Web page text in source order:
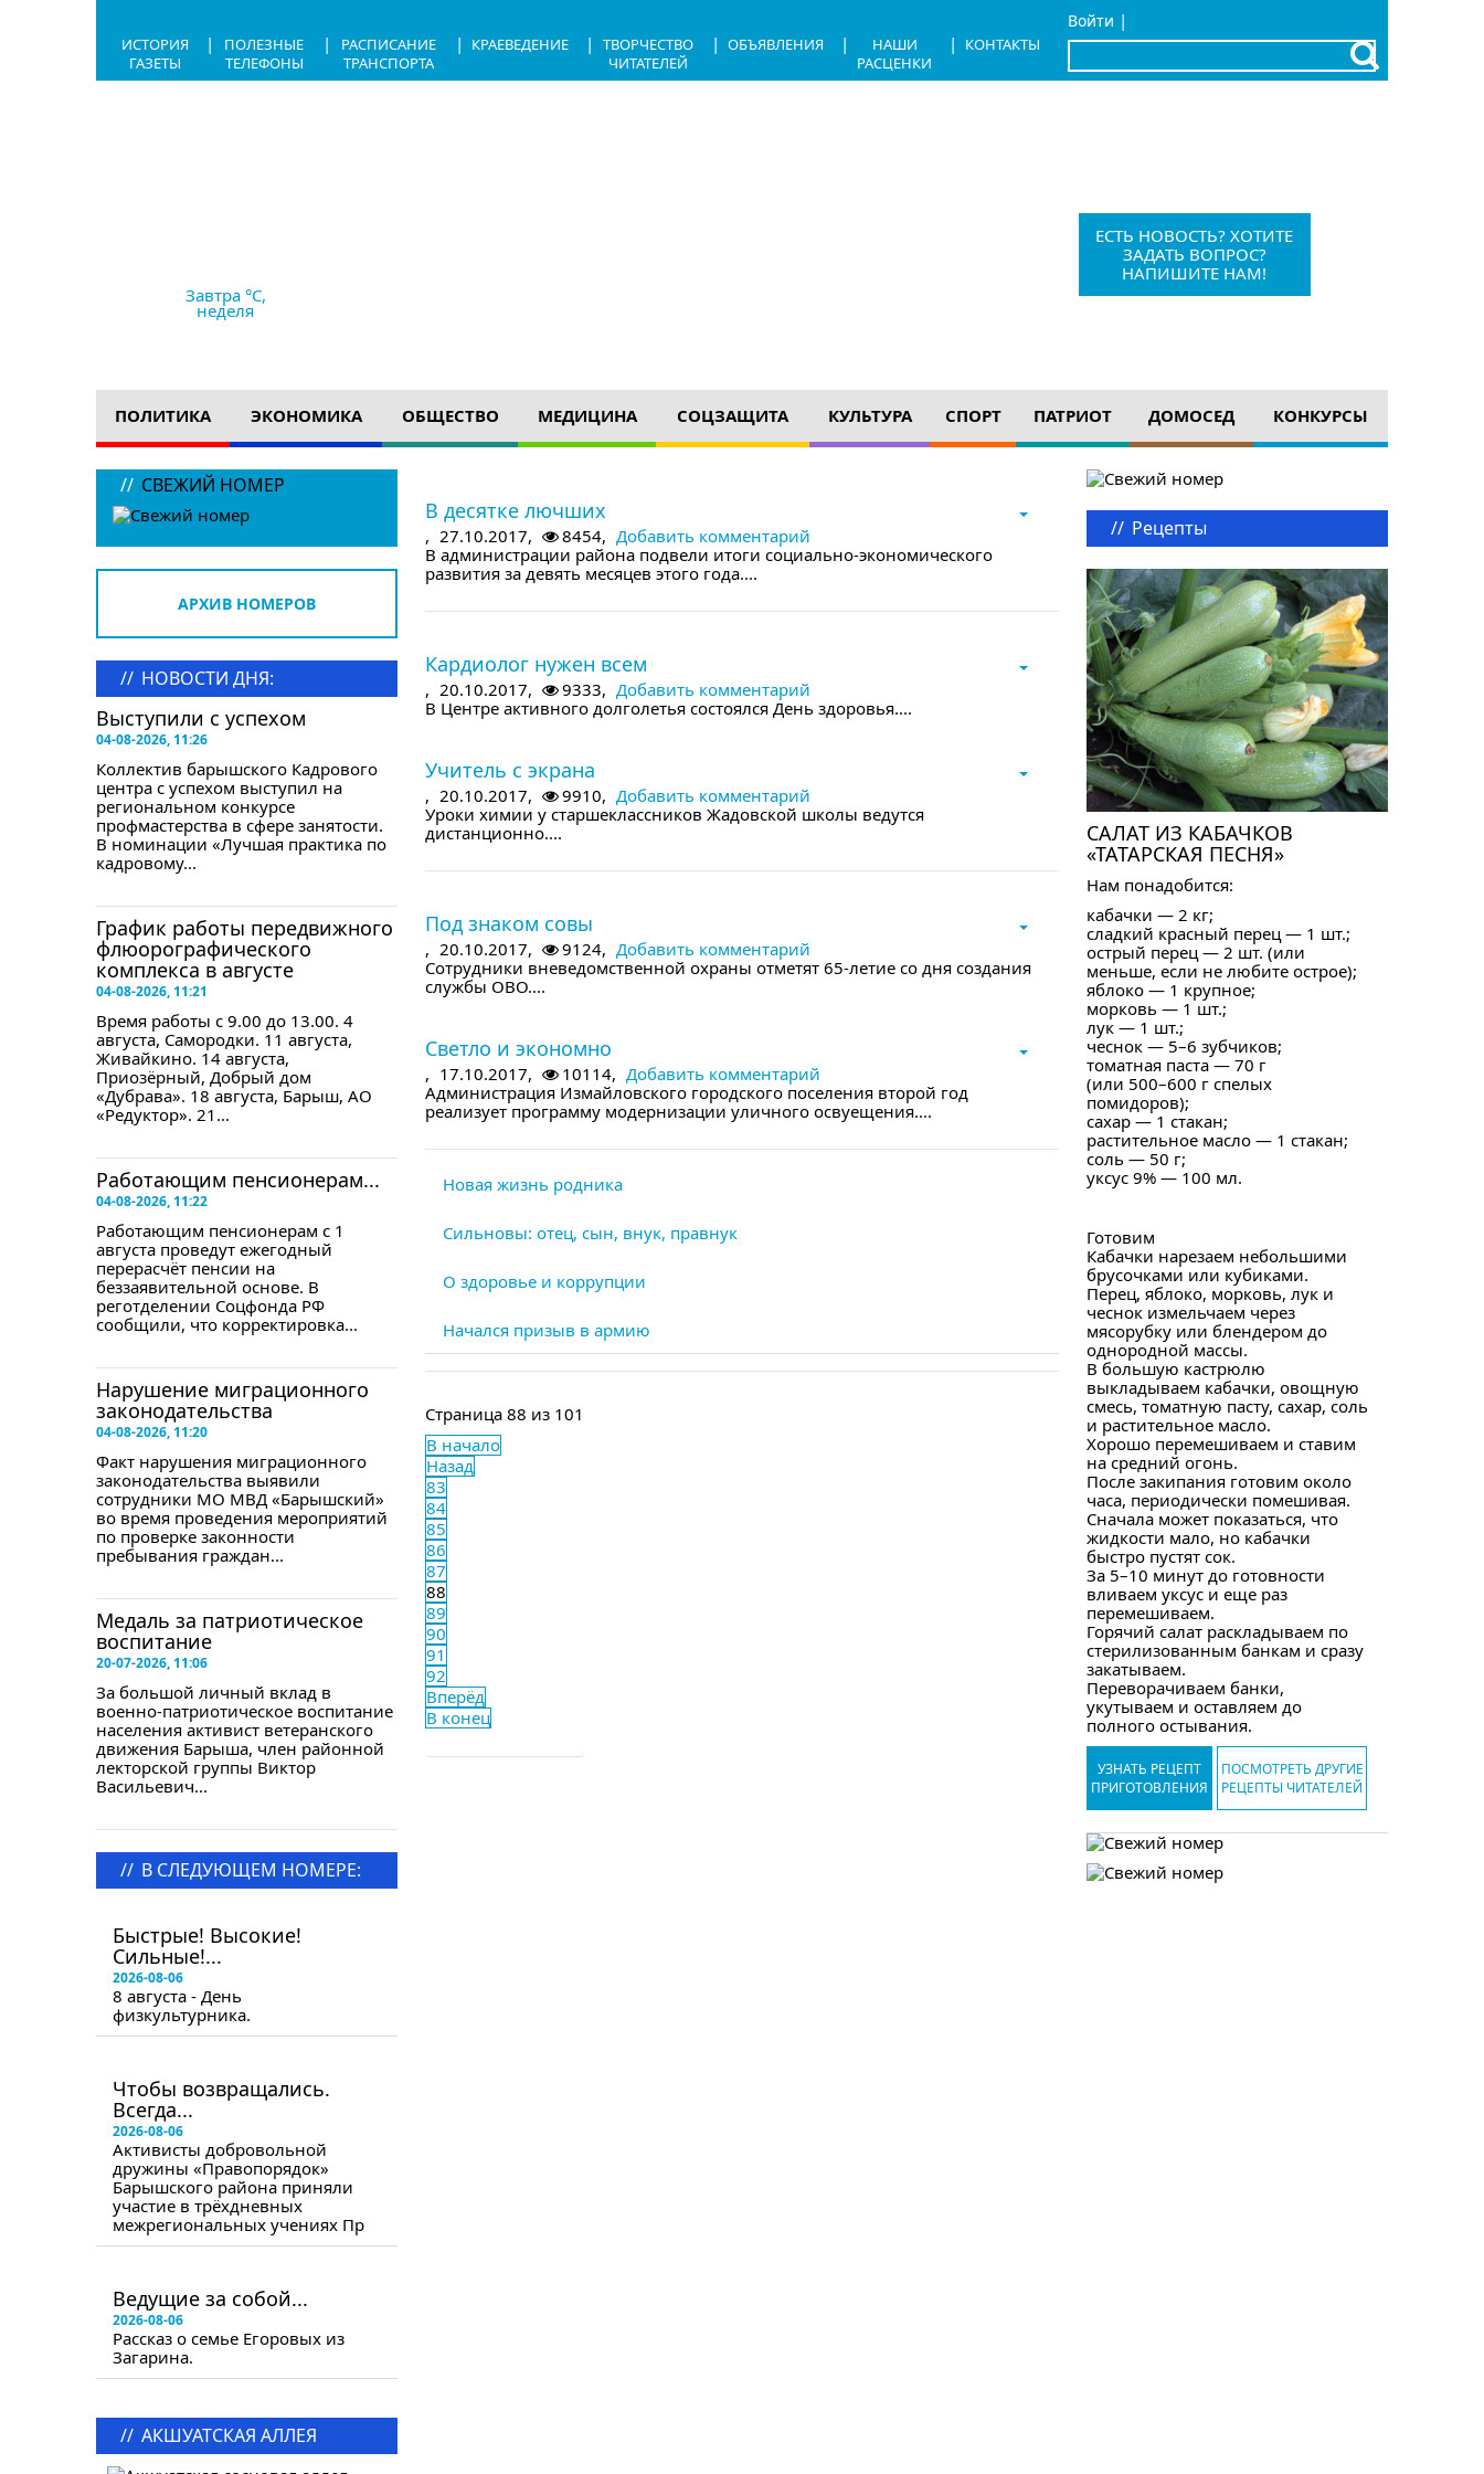
Войти |
x
ИСТОРИЯ
ГАЗЕТЫ
|
ПОЛЕЗНЫЕ
ТЕЛЕФОНЫ
|
РАСПИСАНИЕ
ТРАНСПОРТА
| КРАЕВЕДЕНИЕ |
ТВОРЧЕСТВО
ЧИТАТЕЛЕЙ
| ОБЪЯВЛЕНИЯ |
НАШИ
РАСЦЕНКИ
| КОНТАКТЫ
Завтра °C,
неделя
ЕСТЬ НОВОСТЬ? ХОТИТЕ
ЗАДАТЬ ВОПРОС?
НАПИШИТЕ НАМ!
ПОЛИТИКА ЭКОНОМИКА ОБЩЕСТВО МЕДИЦИНА СОЦЗАЩИТА КУЛЬТУРА СПОРТ ПАТРИОТ ДОМОСЕД КОНКУРСЫ
// СВЕЖИЙ НОМЕР
АРХИВ НОМЕРОВ
// НОВОСТИ ДНЯ:
Выступили с успехом
04-08-2026, 11:26
Коллектив барышского Кадрового
центра с успехом выступил на
региональном конкурсе
профмастерства в сфере занятости.
В номинации «Лучшая практика по
кадровому...
График работы передвижного
флюорографического
комплекса в августе
04-08-2026, 11:21
Время работы с 9.00 до 13.00. 4
августа, Самородки. 11 августа,
Живайкино. 14 августа,
Приозёрный, Добрый дом
«Дубрава». 18 августа, Барыш, АО
«Редуктор». 21...
Работающим пенсионерам...
04-08-2026, 11:22
Работающим пенсионерам с 1
августа проведут ежегодный
перерасчёт пенсии на
беззаявительной основе. В
реготделении Соцфонда РФ
сообщили, что корректировка...
Нарушение миграционного
законодательства
04-08-2026, 11:20
Факт нарушения миграционного
законодательства выявили
сотрудники МО МВД «Барышский»
во время проведения мероприятий
по проверке законности
пребывания граждан...
Медаль за патриотическое
воспитание
20-07-2026, 11:06
За большой личный вклад в
военно-патриотическое воспитание
населения активист ветеранского
движения Барыша, член районной
лекторской группы Виктор
Васильевич...
// В СЛЕДУЮЩЕМ НОМЕРЕ:
Быстрые! Высокие!
Сильные!...
2026-08-06
8 августа - День
физкультурника.
Чтобы возвращались.
Всегда...
2026-08-06
Активисты добровольной
дружины «Правопорядок»
Барышского района приняли
участие в трёхдневных
межрегиональных учениях Пр
Ведущие за собой...
2026-08-06
Рассказ о семье Егоровых из
Загарина.
// АКШУАТСКАЯ АЛЛЕЯ
В десятке лючших
, 27.10.2017, 8454, Добавить комментарий
В администрации района подвели итоги социально-экономического
развития за девять месяцев этого года....
Кардиолог нужен всем
, 20.10.2017, 9333, Добавить комментарий
В Центре активного долголетья состоялся День здоровья....
Учитель с экрана
, 20.10.2017, 9910, Добавить комментарий
Уроки химии у старшеклассников Жадовской школы ведутся
дистанционно....
Под знаком совы
, 20.10.2017, 9124, Добавить комментарий
Сотрудники вневедомственной охраны отметят 65-летие со дня создания
службы ОВО....
Светло и экономно
, 17.10.2017, 10114, Добавить комментарий
Администрация Измайловского городского поселения второй год
реализует программу модернизации уличного освуещения....
Новая жизнь родника
Сильновы: отец, сын, внук, правнук
О здоровье и коррупции
Начался призыв в армию
Страница 88 из 101
В начало
Назад
83
84
85
86
87
88
89
90
91
92
Вперёд
В конец
// Рецепты
САЛАТ ИЗ КАБАЧКОВ
«ТАТАРСКАЯ ПЕСНЯ»
Нам понадобится:
кабачки — 2 кг;
сладкий красный перец — 1 шт.;
острый перец — 2 шт. (или
меньше, если не любите острое);
яблоко — 1 крупное;
морковь — 1 шт.;
лук — 1 шт.;
чеснок — 5–6 зубчиков;
томатная паста — 70 г
(или 500–600 г спелых
помидоров);
сахар — 1 стакан;
растительное масло — 1 стакан;
соль — 50 г;
уксус 9% — 100 мл.
Готовим
Кабачки нарезаем небольшими
брусочками или кубиками.
Перец, яблоко, морковь, лук и
чеснок измельчаем через
мясорубку или блендером до
однородной массы.
В большую кастрюлю
выкладываем кабачки, овощную
смесь, томатную пасту, сахар, соль
и растительное масло.
Хорошо перемешиваем и ставим
на средний огонь.
После закипания готовим около
часа, периодически помешивая.
Сначала может показаться, что
жидкости мало, но кабачки
быстро пустят сок.
За 5–10 минут до готовности
вливаем уксус и еще раз
перемешиваем.
Горячий салат раскладываем по
стерилизованным банкам и сразу
закатываем.
Переворачиваем банки,
укутываем и оставляем до
полного остывания.
УЗНАТЬ РЕЦЕПТ
ПРИГОТОВЛЕНИЯ
ПОСМОТРЕТЬ ДРУГИЕ
РЕЦЕПТЫ ЧИТАТЕЛЕЙ